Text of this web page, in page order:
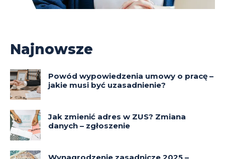
Najnowsze
Powód wypowiedzenia umowy o pracę –
jakie musi być uzasadnienie?
Jak zmienić adres w ZUS? Zmiana
danych – zgłoszenie